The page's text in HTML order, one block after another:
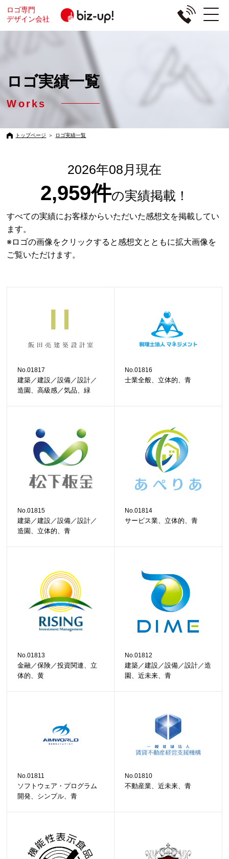
ロゴ専門
デザイン会社
ロゴ実績一覧
Works
トップページ ＞ ロゴ実績一覧
2026年08月現在
2,959件の実績掲載！
すべての実績にお客様からいただいた感想文を掲載してい
ます。
※ロゴの画像をクリックすると感想文とともに拡大画像を
ご覧いただけます。
No.01817
建築／建設／設備／設計／
造園、高級感／気品、緑
No.01816
士業全般、立体的、青
No.01815
建築／建設／設備／設計／
造園、立体的、青
No.01814
サービス業、立体的、青
No.01813
金融／保険／投資関連、立
体的、黄
No.01812
建築／建設／設備／設計／造
園、近未来、青
No.01811
ソフトウェア・プログラム
開発、シンプル、青
No.01810
不動産業、近未来、青